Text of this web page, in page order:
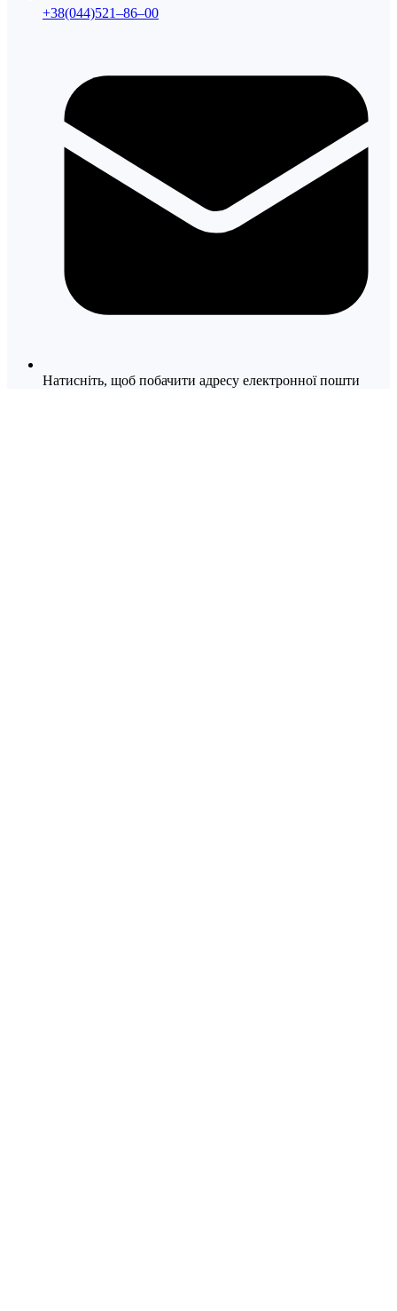
+38(044)521–86–00
Натисніть, щоб побачити адресу електронної пошти